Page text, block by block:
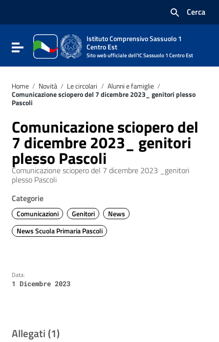
Vai al footer
Cerca
Attiva / disattiva la navigazione
Istituto Comprensivo Sassuolo 1
Centro Est
Sito web ufficiale dell'IC Sassuolo 1 Centro Est
Home / Novità / Le circolari / Alunni e famiglie /
Comunicazione sciopero del 7 dicembre 2023_ genitori plesso
Pascoli
Comunicazione sciopero del
7 dicembre 2023_ genitori
plesso Pascoli
Comunicazione sciopero del 7 dicembre 2023 _genitori
plesso Pascoli
Categorie
Comunicazioni Genitori
News
News Scuola Primaria Pascoli
Data:
1 Dicembre 2023
Allegati (1)